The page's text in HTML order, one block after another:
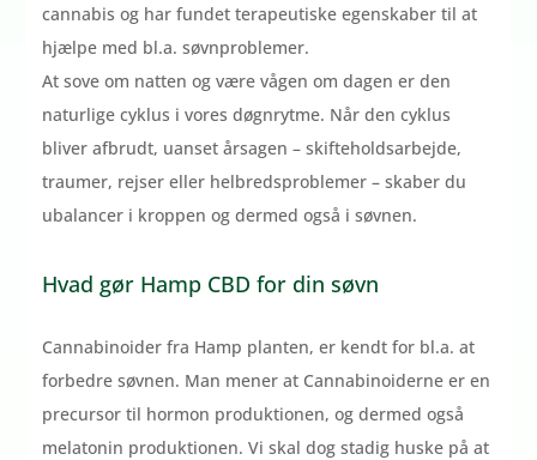
cannabis og har fundet terapeutiske egenskaber til at
hjælpe med bl.a. søvnproblemer.
At sove om natten og være vågen om dagen er den
naturlige cyklus i vores døgnrytme. Når den cyklus
bliver afbrudt, uanset årsagen – skifteholdsarbejde,
traumer, rejser eller helbredsproblemer – skaber du
ubalancer i kroppen og dermed også i søvnen.
Hvad gør Hamp CBD for din søvn
Cannabinoider fra Hamp planten, er kendt for bl.a. at
forbedre søvnen. Man mener at Cannabinoiderne er en
precursor til hormon produktionen, og dermed også
melatonin produktionen. Vi skal dog stadig huske på at